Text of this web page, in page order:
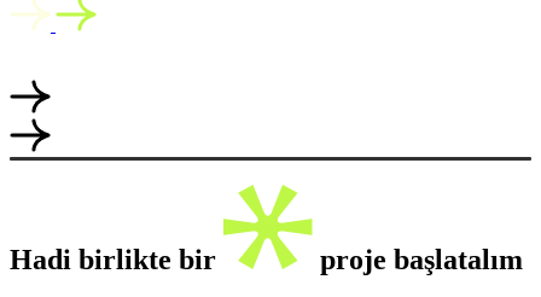
Hadi birlikte bir proje başlatalım